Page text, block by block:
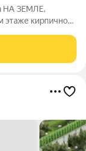
НА ЗЕМЛЕ,
кирпичного
16